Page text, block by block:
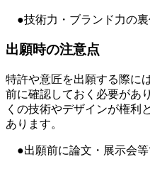
●技術力・ブランド力の裏
出願時の注意点
特許や意匠を出願する際に
前に確認しておく必要があ
くの技術やデザインが権利
あります。
●出願前に論文・展示会等